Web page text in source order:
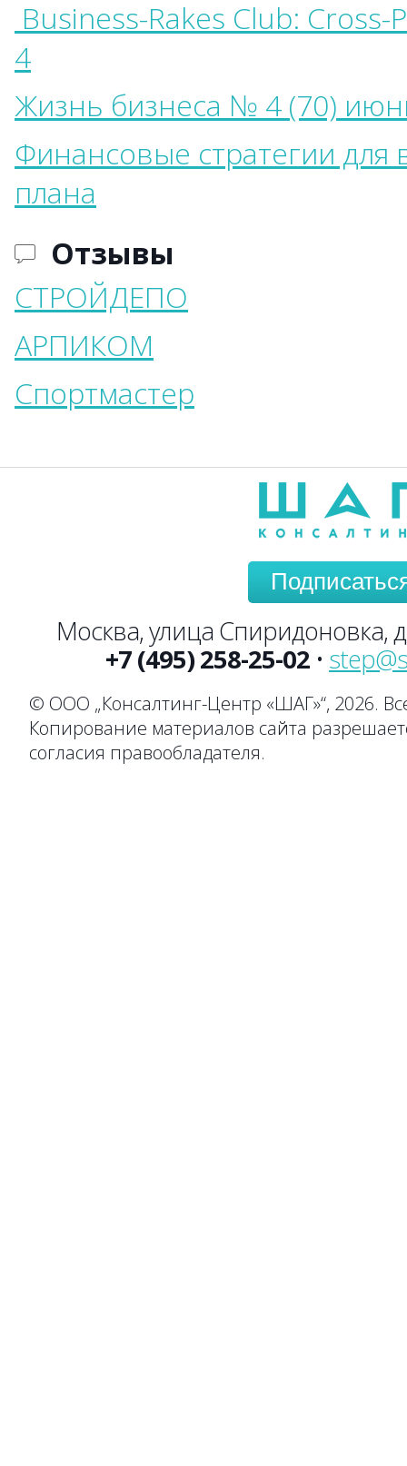
Business-Rakes Club:
4
Жизнь бизнеса № 4 (70)
Финансовые стратегии для
плана
Отзывы
СТРОЙДЕПО
АРПИКОМ
Спортмастер
Москва, улица Спиридоновка,
+7 (495) 258-25-02 •
© ООО „Консалтинг-Центр «ШАГ»“, 2026.
Копирование материалов сайта
согласия правообладателя.